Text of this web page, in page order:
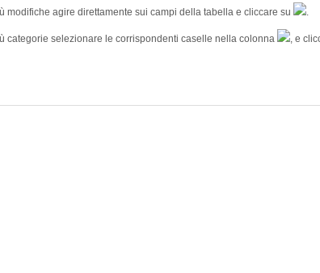
modifiche agire direttamente sui campi della tabella e cliccare su .
categorie selezionare le corrispondenti caselle nella colonna , e